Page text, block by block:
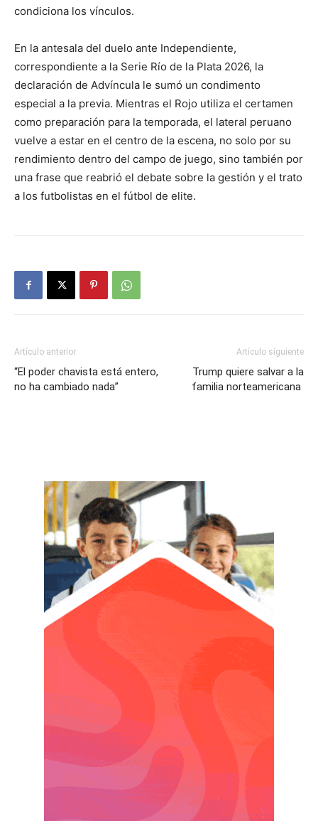
condiciona los vínculos.
En la antesala del duelo ante Independiente,
correspondiente a la Serie Río de la Plata 2026, la
declaración de Advíncula le sumó un condimento
especial a la previa. Mientras el Rojo utiliza el certamen
como preparación para la temporada, el lateral peruano
vuelve a estar en el centro de la escena, no solo por su
rendimiento dentro del campo de juego, sino también por
una frase que reabrió el debate sobre la gestión y el trato
a los futbolistas en el fútbol de elite.
Artículo anterior
“El poder chavista está entero,
no ha cambiado nada”
Artículo siguiente
Trump quiere salvar a la
familia norteamericana